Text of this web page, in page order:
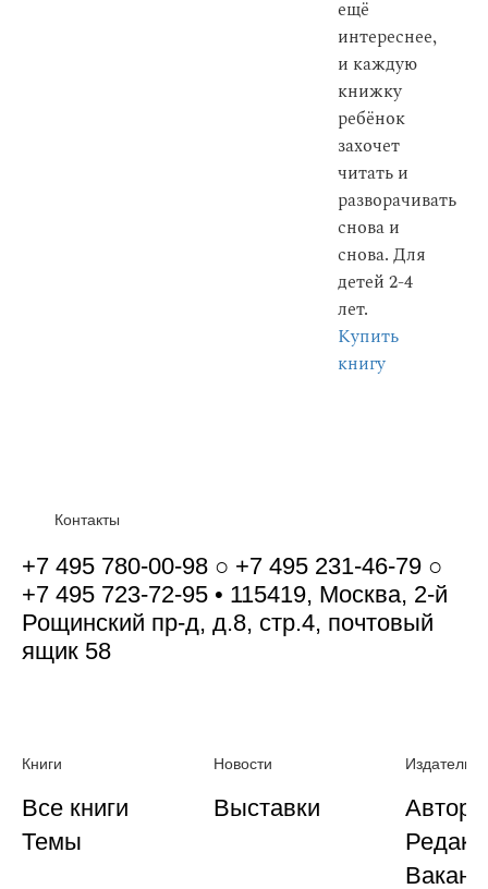
ещё
интереснее,
и каждую
книжку
ребёнок
захочет
читать и
разворачивать
снова и
снова. Для
детей 2-4
лет.
Купить
книгу
Контакты
+7 495 780-00-98 ○ +7 495 231-46-79 ○
+7 495 723-72-95 • 115419, Москва, 2-й
Рощинский пр-д, д.8, стр.4, почтовый
ящик 58
Книги
Все книги
Темы
Новости
Выставки